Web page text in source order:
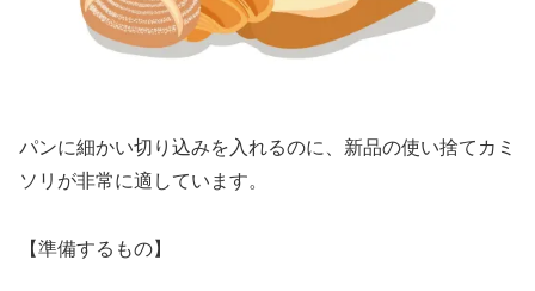
パンに細かい切り込みを入れるのに、新品の使い捨てカミ
ソリが非常に適しています。
【準備するもの】